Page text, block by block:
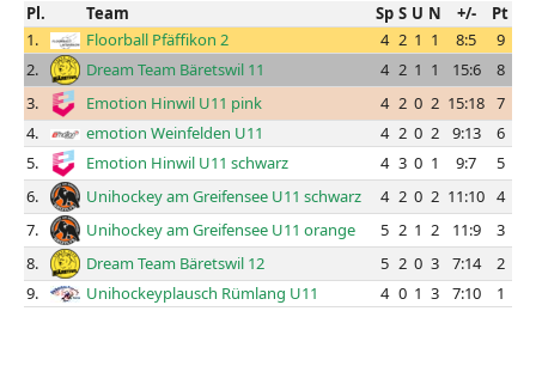
Pl. Team Sp S U N +/-
Pt
1.
Floorball Pfäffikon 2 4 2 1 1 8:5
9
2.
Dream Team Bäretswil 11 4 2 1 1 15:6
8
3.
Emotion Hinwil U11 pink 4 2 0 2 15:18 7
4.
emotion Weinfelden U11 4 2 0 2 9:13
6
5.
Emotion Hinwil U11 schwarz 4 3 0 1 9:7
5
6.
Unihockey am Greifensee U11 schwarz 4 2 0 2 11:10 4
7.
Unihockey am Greifensee U11 orange 5 2 1 2 11:9
3
8.
Dream Team Bäretswil 12 5 2 0 3 7:14
2
9.
Unihockeyplausch Rümlang U11 4 0 1 3 7:10 1